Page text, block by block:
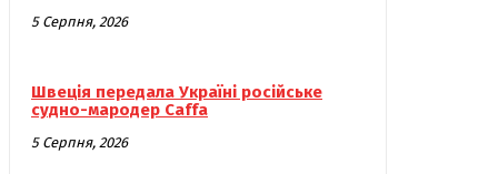
5 Серпня, 2026
Швеція передала Україні російське
судно-мародер Caffa
5 Серпня, 2026